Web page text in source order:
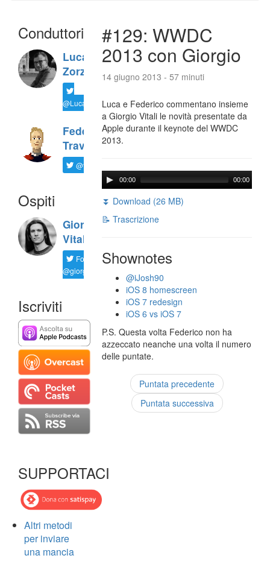
Conduttori
Luca
Zorzi
@LucaTNT
Federico
Travaini
@ftrava
Ospiti
Giorgio
Vitali
Follow
@giorgio__vit
Iscriviti
SUPPORTACI
Altri metodi
per inviare
una mancia
#129: WWDC
2013 con Giorgio
14 giugno 2013 - 57 minuti
Luca e Federico commentano insieme
a Giorgio Vitali le novità presentate da
Apple durante il keynote del WWDC
2013.
00:00 00:00
⏬ Download (26 MB)
📝 Trascrizione
Shownotes
@iJosh90
iOS 8 homescreen
iOS 7 redesign
iOS 6 vs iOS 7
P.S. Questa volta Federico non ha
azzeccato neanche una volta il numero
delle puntate.
Puntata precedente
Puntata successiva